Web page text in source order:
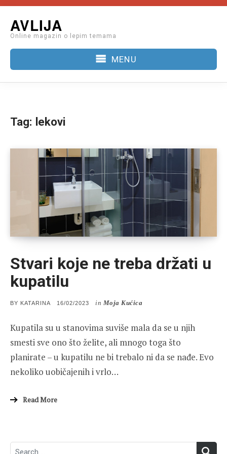
content
AVLIJA
Online magazin o lepim temama
MENU
Tag: lekovi
Stvari koje ne treba držati u
kupatilu
BY KATARINA
POSTED
16/02/2023 in Moja Kućica
Kupatila su u stanovima suviše mala da se u njih
smesti sve ono što želite, ali mnogo toga što
planirate – u kupatilu ne bi trebalo ni da se nađe. Evo
nekoliko uobičajenih i vrlo…
Read More
Search